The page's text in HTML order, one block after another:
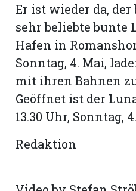
Mitteilungen
Er ist wieder da,
sehr beliebte bunte
Hafen in
Sonntag, 4. Mai,
mit ihren Bahnen
Geöffnet ist der
13.30 Uhr, Sonntag,
Redaktion